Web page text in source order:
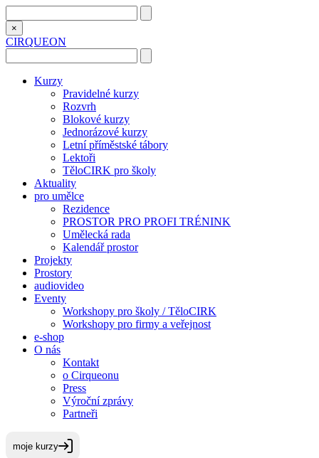
×
CIRQUEON
Kurzy
Pravidelné kurzy
Rozvrh
Blokové kurzy
Jednorázové kurzy
Letní příměstské tábory
Lektoři
TěloCIRK pro školy
Aktuality
pro umělce
Rezidence
PROSTOR PRO PROFI TRÉNINK
Umělecká rada
Kalendář prostor
Projekty
Prostory
audiovideo
Eventy
Workshopy pro školy / TěloCIRK
Workshopy pro firmy a veřejnost
e-shop
O nás
Kontakt
o Cirqueonu
Press
Výroční zprávy
Partneři